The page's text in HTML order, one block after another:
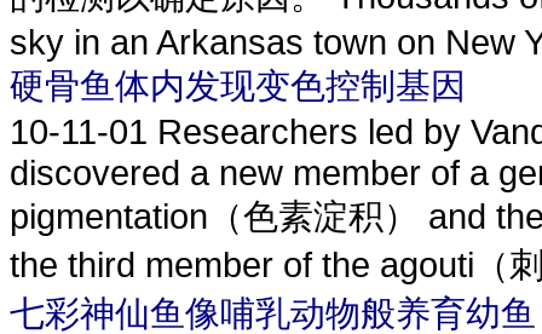
sky in an Arkansas town on New
硬骨鱼体内发现变色控制基因
10-11-01 Researchers led by
discovered a new member of a
pigmentation（色素淀积） and
the third member of the agouti（
七彩神仙鱼像哺乳动物般养育幼鱼